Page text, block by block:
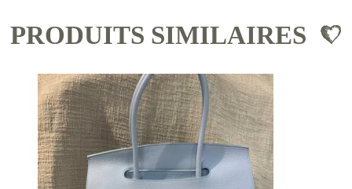
PRODUITS SIMILAIRES